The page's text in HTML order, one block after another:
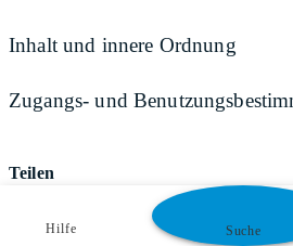
Inhalt und innere Ordnung
Zugangs- und
Teilen
Hilfe Suche